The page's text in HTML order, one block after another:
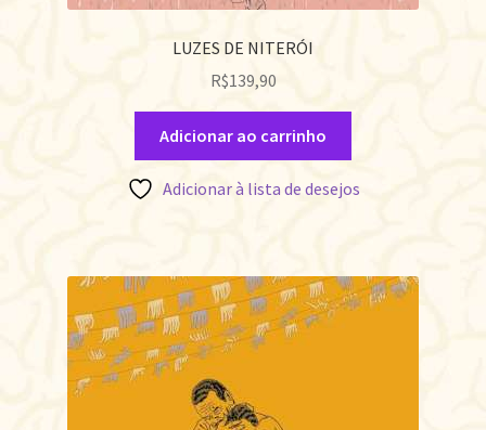
LUZES DE NITERÓI
R$139,90
Adicionar ao carrinho
Adicionar à lista de desejos